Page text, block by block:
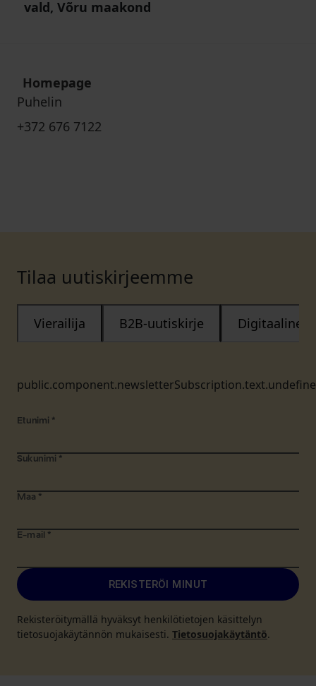
vald, Võru maakond
Homepage
Puhelin
+372 676 7122
Tilaa uutiskirjeemme
Vierailija B2B-uutiskirje Digitaalinen
Etunimi *
Sukunimi *
Maa *
E-mail *
REKISTERÖI MINUT
Rekisteröitymällä hyväksyt henkilötietojen käsittelyn
tietosuojakäytännön mukaisesti. Tietosuojakäytäntö.